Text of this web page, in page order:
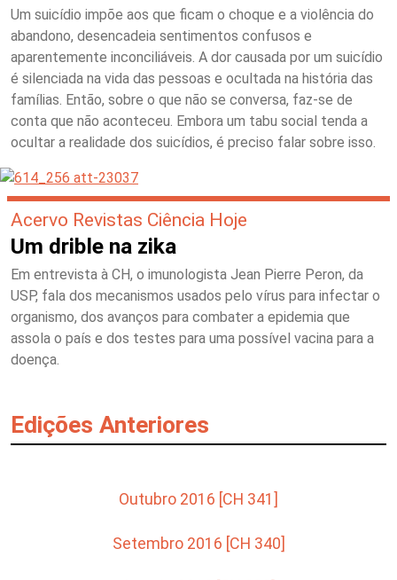
Um suicídio impõe aos que ficam o choque e a violência do
abandono, desencadeia sentimentos confusos e
aparentemente inconciliáveis. A dor causada por um suicídio
é silenciada na vida das pessoas e ocultada na história das
famílias. Então, sobre o que não se conversa, faz-se de
conta que não aconteceu. Embora um tabu social tenda a
ocultar a realidade dos suicídios, é preciso falar sobre isso.
Acervo Revistas Ciência Hoje
Um drible na zika
Em entrevista à CH, o imunologista Jean Pierre Peron, da
USP, fala dos mecanismos usados pelo vírus para infectar o
organismo, dos avanços para combater a epidemia que
assola o país e dos testes para uma possível vacina para a
doença.
Edições Anteriores
Outubro 2016 [CH 341]
Setembro 2016 [CH 340]